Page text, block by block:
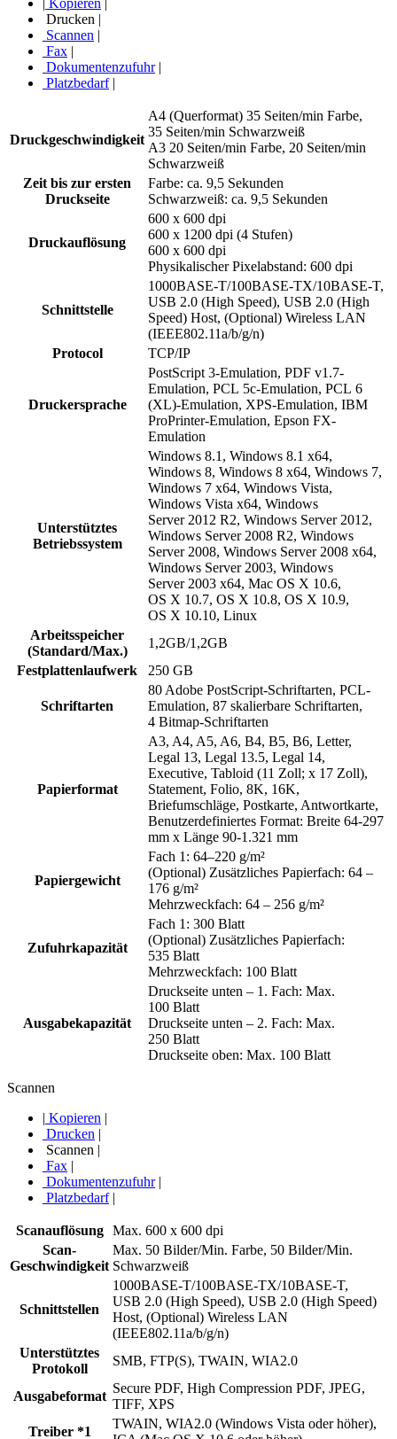
Kopieren
Drucken |
Scannen |
Fax |
Dokumentenzufuhr|
Platzbedarf|
Druckgeschwindigkeit
A4 (Querformat) 35 Seiten/min Farbe,
35 Seiten/min Schwarzweiß
A3 20 Seiten/min Farbe, 20 Seiten/min
Schwarzweiß
Zeit bis zur ersten
Druckseite
Farbe: ca. 9,5 Sekunden
Schwarzweiß: ca. 9,5 Sekunden
Druckauflösung
600 x 600 dpi
600 x 1200 dpi (4 Stufen)
600 x 600 dpi
Physikalischer Pixelabstand: 600 dpi
Schnittstelle
1000BASE-T/100BASE-TX/10BASE-T,
USB 2.0 (High Speed), USB 2.0 (High
Speed) Host, (Optional) Wireless LAN
(IEEE802.11a/b/g/n)
Protocol
TCP/IP
Druckersprache
PostScript 3-Emulation, PDF v1.7-
Emulation, PCL 5c-Emulation, PCL 6
(XL)-Emulation, XPS-Emulation, IBM
ProPrinter-Emulation, Epson FX-
Emulation
Unterstütztes
Betriebssystem
Windows 8.1, Windows 8.1 x64,
Windows 8, Windows 8 x64, Windows 7,
Windows 7 x64, Windows Vista,
Windows Vista x64, Windows
Server 2012 R2, Windows Server 2012,
Windows Server 2008 R2, Windows
Server 2008, Windows Server 2008 x64,
Windows Server 2003, Windows
Server 2003 x64, Mac OS X 10.6,
OS X 10.7, OS X 10.8, OS X 10.9,
OS X 10.10, Linux
Arbeitsspeicher
(Standard/Max.)
1,2GB/1,2GB
Festplattenlaufwerk
250 GB
Schriftarten
80 Adobe PostScript-Schriftarten, PCL-
Emulation, 87 skalierbare Schriftarten,
4 Bitmap-Schriftarten
Papierformat
A3, A4, A5, A6, B4, B5, B6, Letter,
Legal 13, Legal 13.5, Legal 14,
Executive, Tabloid (11 Zoll; x 17 Zoll),
Statement, Folio, 8K, 16K,
Briefumschläge, Postkarte, Antwortkarte,
Benutzerdefiniertes Format: Breite 64-297
mm x Länge 90-1.321 mm
Papiergewicht
Fach 1: 64–220 g/m²
(Optional) Zusätzliches Papierfach: 64 –
176 g/m²
Mehrzweckfach: 64 – 256 g/m²
Zufuhrkapazität
Fach 1: 300 Blatt
(Optional) Zusätzliches Papierfach:
535 Blatt
Mehrzweckfach: 100 Blatt
Ausgabekapazität
Druckseite unten – 1. Fach: Max.
100 Blatt
Druckseite unten – 2. Fach: Max.
250 Blatt
Druckseite oben: Max. 100 Blatt
Scannen
| Kopieren |
Drucken |
Scannen |
Fax |
Dokumentenzufuhr|
Platzbedarf|
Scanauflösung
Max. 600 x 600 dpi
Scan-
Geschwindigkeit
Max. 50 Bilder/Min. Farbe, 50 Bilder/Min.
Schwarzweiß
Schnittstellen
1000BASE-T/100BASE-TX/10BASE-T,
USB 2.0 (High Speed), USB 2.0 (High Speed)
Host, (Optional) Wireless LAN
(IEEE802.11a/b/g/n)
Unterstütztes
Protokoll
SMB, FTP(S), TWAIN, WIA2.0
Ausgabeformat
Secure PDF, High Compression PDF, JPEG,
TIFF, XPS
Treiber *1
TWAIN, WIA2.0 (Windows Vista oder höher),